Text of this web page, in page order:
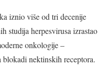
iznio više od tri decenije
studija herpesvirusa izrastao
onkologije –
blokadi nektinskih receptora.